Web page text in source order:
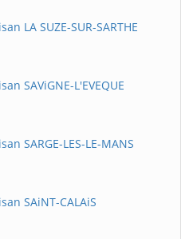
LA SUZE-SUR-SARTHE
SAViGNE-L'EVEQUE
SARGE-LES-LE-MANS
SAiNT-CALAiS